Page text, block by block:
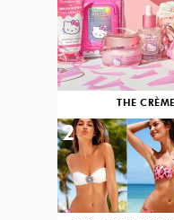
THE
2